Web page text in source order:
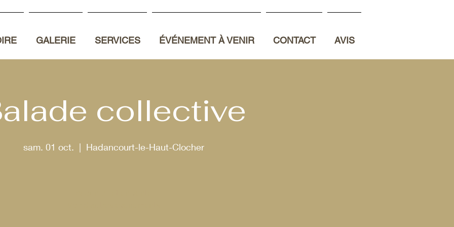
GALERIE SERVICES ÉVÉNEMENT À VENIR CONTACT AVIS
collective
sam. 01 oct.
  |
Hadancourt-le-Haut-Clocher